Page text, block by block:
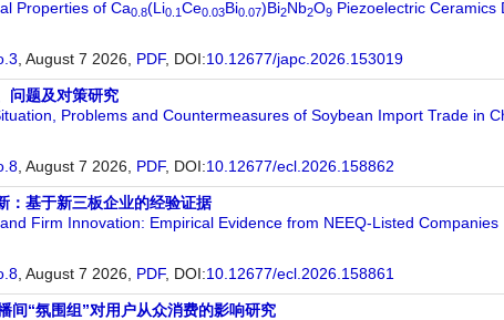
Properties of Ca0.8(Li0.1Ce0.03Bi0.07)Bi2Nb2O9Piezoelectric Ceramics
, August 7 2026, PDF, DOI:10.12677/japc.2026.153019
问题及对策研究
Problems and Countermeasures of Soybean Import Trade in
, August 7 2026, PDF, DOI:10.12677/ecl.2026.158862
：基于新三板企业的经验证据
Firm Innovation: Empirical Evidence from NEEQ-Listed Companies
, August 7 2026, PDF, DOI:10.12677/ecl.2026.158861
间“氛围组”对用户从众消费的影响研究